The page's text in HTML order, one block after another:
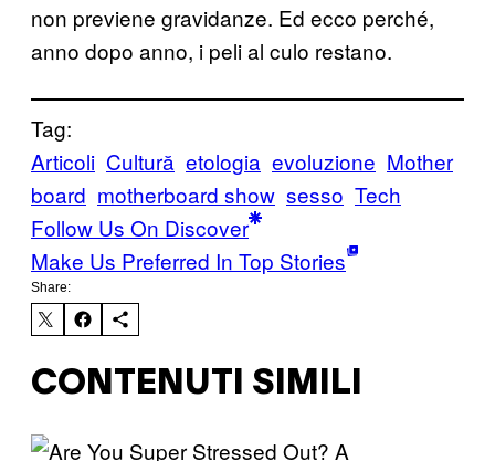
non previene gravidanze. Ed ecco perché,
anno dopo anno, i peli al culo restano.
Tag:
Articoli Cultură etologia evoluzione Mother
board motherboard show sesso Tech
Follow Us On Discover
Make Us Preferred In Top Stories
Share:
CONTENUTI SIMILI